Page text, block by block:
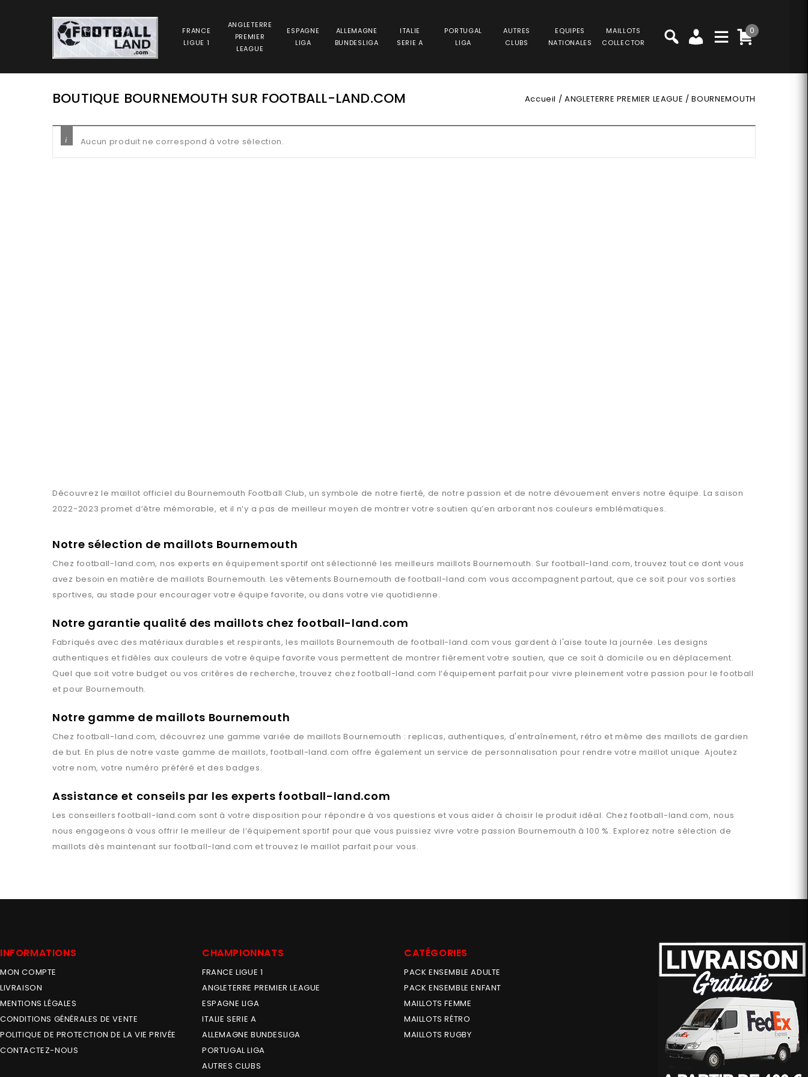
FRANCE
LIGUE 1
ANGLETERRE
PREMIER
LEAGUE
ESPAGNE
LIGA
ALLEMAGNE
BUNDESLIGA
ITALIE
SERIE A
PORTUGAL
LIGA
AUTRES
CLUBS
EQUIPES
NATIONALES
MAILLOTS
COLLECTOR
0
BOUTIQUE BOURNEMOUTH SUR FOOTBALL-LAND.COM Accueil /ANGLETERRE PREMIER LEAGUE /BOURNEMOUTH
Aucun produit ne correspond à votre sélection.
Découvrez le maillot officiel du Bournemouth Football Club, un symbole de notre fierté, de notre passion et de notre dévouement envers notre équipe. La saison
2022-2023 promet d’être mémorable, et il n’y a pas de meilleur moyen de montrer votre soutien qu’en arborant nos couleurs emblématiques.
Notre sélection de maillots Bournemouth
Chez football-land.com, nos experts en équipement sportif ont sélectionné les meilleurs maillots Bournemouth. Sur football-land.com, trouvez tout ce dont vous
avez besoin en matière de maillots Bournemouth. Les vêtementsBournemouth de football-land.com vous accompagnent partout, que ce soit pour vos sorties
sportives, au stade pour encourager votre équipe favorite, ou dans votre vie quotidienne.
Notre garantie qualité des maillots chez football-land.com
Fabriqués avec des matériaux durables et respirants, les maillotsBournemouth de football-land.com vous gardent à l'aise toute la journée. Les designs
authentiques et fidèles aux couleurs de votre équipe favorite vous permettent de montrer fièrement votre soutien, que ce soit à domicile ou en déplacement.
Quel que soit votre budget ou vos critères de recherche, trouvez chezfootball-land.com l’équipement parfait pour vivre pleinement votre passion pour le football
et pour Bournemouth.
Notre gamme de maillots Bournemouth
Chez football-land.com, découvrez une gamme variée de maillotsBournemouth : replicas, authentiques, d'entraînement, rétro et même des maillots de gardien
de but. En plus de notre vaste gamme de maillots,football-land.com offre également un service de personnalisation pour rendre votre maillot unique. Ajoutez
votre nom, votre numéro préféré et des badges.
Assistance et conseils par les experts football-land.com
Les conseillersfootball-land.com sont à votre disposition pour répondre à vos questions et vous aider à choisir le produit idéal. Chezfootball-land.com, nous
nous engageons à vous offrir le meilleur de l’équipement sportif pour que vous puissiez vivre votre passion Bournemouth à 100 %. Explorez notre sélection de
maillots dès maintenant sur football-land.com et trouvez le maillot parfait pour vous.
INFORMATIONS
MON COMPTE
LIVRAISON
MENTIONS LÉGALES
CONDITIONS GÉNÉRALES DE VENTE
POLITIQUE DE PROTECTION DE LA VIE PRIVÉE
CONTACTEZ-NOUS
CHAMPIONNATS
FRANCE LIGUE 1
ANGLETERRE PREMIER LEAGUE
ESPAGNE LIGA
ITALIE SERIE A
ALLEMAGNE BUNDESLIGA
PORTUGAL LIGA
AUTRES CLUBS
CATÉGORIES
PACK ENSEMBLE ADULTE
PACK ENSEMBLE ENFANT
MAILLOTS FEMME
MAILLOTS RÉTRO
MAILLOTS RUGBY